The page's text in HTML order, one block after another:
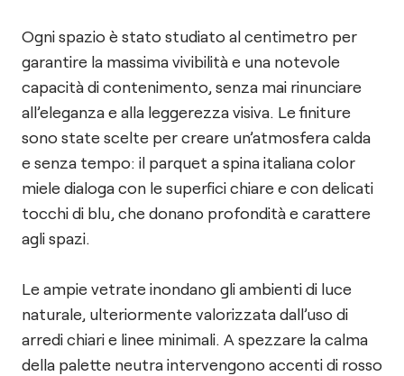
Ogni spazio è stato studiato al centimetro per
garantire la massima vivibilità e una notevole
capacità di contenimento, senza mai rinunciare
all’eleganza e alla leggerezza visiva. Le finiture
sono state scelte per creare un’atmosfera calda
e senza tempo: il parquet a spina italiana color
miele dialoga con le superfici chiare e con delicati
tocchi di blu, che donano profondità e carattere
agli spazi.
Le ampie vetrate inondano gli ambienti di luce
naturale, ulteriormente valorizzata dall’uso di
arredi chiari e linee minimali. A spezzare la calma
della palette neutra intervengono accenti di rosso